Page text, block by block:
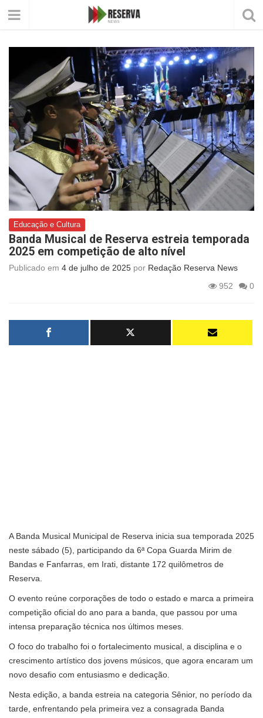
Educação e Cultura
Banda Musical de Reserva estreia temporada
2025 em competição de alto nível
Publicado em 4 de julho de 2025 por Redação Reserva News
952
0
A Banda Musical Municipal de Reserva inicia sua temporada 2025
neste sábado (5), participando da 6ª Copa Guarda Mirim de
Bandas e Fanfarras, em Irati, distante 172 quilômetros de
Reserva.
O evento reúne corporações de todo o estado e marca a primeira
competição oficial do ano para a banda, que passou por uma
intensa preparação técnica nos últimos meses.
O foco do trabalho foi o fortalecimento musical, a disciplina e o
crescimento artístico dos jovens músicos, que agora encaram um
novo desafio com entusiasmo e dedicação.
Nesta edição, a banda estreia na categoria Sênior, no período da
tarde, enfrentando pela primeira vez a consagrada Banda